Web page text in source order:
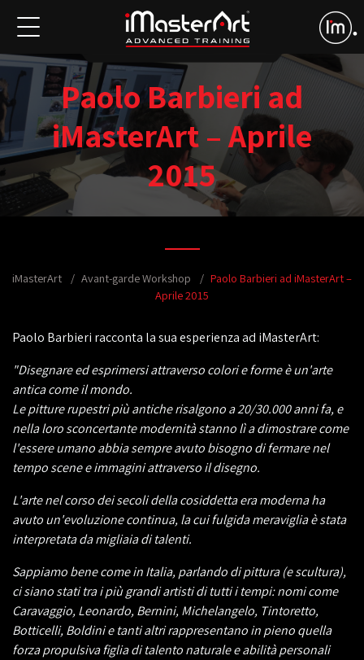
Paolo Barbieri ad
iMasterArt – Aprile
2015
iMasterArt Avant-garde Workshop
Paolo Barbieri ad iMasterArt –
Aprile 2015
Paolo Barbieri racconta la sua esperienza ad iMasterArt:
"Disegnare ed esprimersi attraverso colori e forme è un'arte
antica come il mondo.
Le pitture rupestri più antiche risalgono a 20/30.000 anni fa, e
nella loro sconcertante modernità stanno lì a dimostrare come
l'essere umano abbia sempre avuto bisogno di fermare nel
tempo scene e immagini attraverso il disegno.
L'arte nel corso dei secoli della cosiddetta era moderna ha
avuto un'evoluzione continua, la cui fulgida meraviglia è stata
interpretata da migliaia di talenti.
Sappiamo bene come in Italia, parlando di pittura (e scultura),
ci siano stati tra i più grandi artisti di tutti i tempi: nomi come
Caravaggio, Leonardo, Bernini, Michelangelo, Tintoretto,
Botticelli, Boldini e tanti altri rappresentano in pieno quella
forza propulsiva figlia di talento naturale e abilità personali